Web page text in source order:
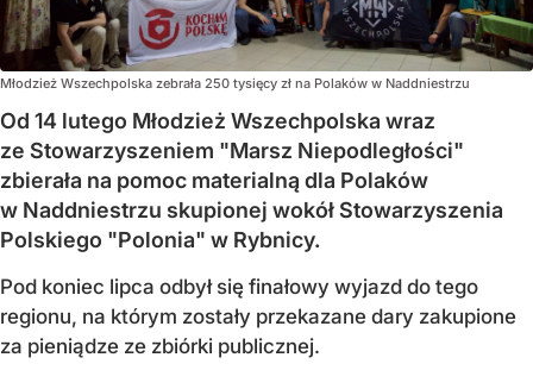
Młodzież Wszechpolska zebrała 250 tysięcy zł na Polaków w Naddniestrzu
Od 14 lutego Młodzież Wszechpolska wraz
ze Stowarzyszeniem "Marsz Niepodległości"
zbierała na pomoc materialną dla Polaków
w Naddniestrzu skupionej wokół Stowarzyszenia
Polskiego "Polonia" w Rybnicy.
Pod koniec lipca odbył się finałowy wyjazd do tego
regionu, na którym zostały przekazane dary zakupione
za pieniądze ze zbiórki publicznej.